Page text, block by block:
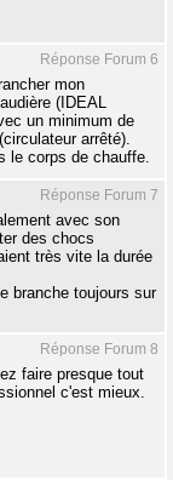
Réponse Forum 6
mon
(IDEAL
un minimum de
arrêté).
le corps de chauffe.
Réponse Forum 7
avec son
des chocs
très vite la durée
branche toujours sur
Réponse Forum 8
faire presque tout
c'est mieux.